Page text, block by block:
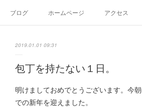
ブログ ホームページ アクセス
2019.01.01 09:31
包丁を持たない１日。
明けましておめでとうございます。今
での新年を迎えました。